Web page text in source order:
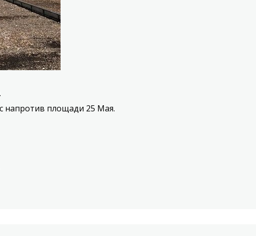
напротив площади 25 Мая.